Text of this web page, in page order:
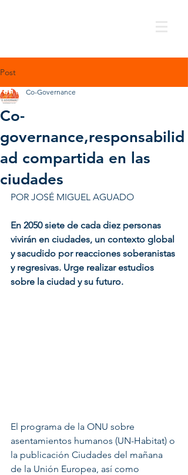
Post
Co-
governance,responsabilid
ad compartida en las
ciudades
Co-Governance
POR JOSÉ MIGUEL AGUADO
En 2050 siete de cada diez personas
vivirán en ciudades, un contexto global
y sacudido por reacciones soberanistas
y regresivas. Urge realizar estudios
sobre la ciudad y su futuro.
El programa de la ONU sobre
asentamientos humanos (UN-Habitat) o
la publicación Ciudades del mañana
de la Unión Europea, así como